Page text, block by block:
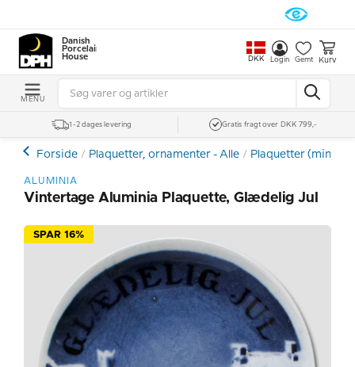
Danish
Porcelain
House
DKK Login Gemt Kurv
MENU
1-2 dages levering Gratis fragt over DKK 799,-
Forside Plaquetter, ornamenter - Alle Plaquetter (mini
ALUMINIA
Vintertage Aluminia Plaquette, Glædelig Jul
SPAR 16%